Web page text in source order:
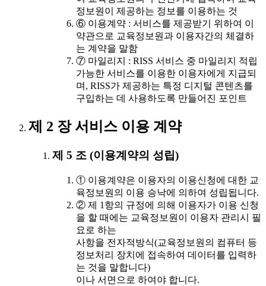
정보원이 제공하는 정보를 이용하는 것
⑥ 이용계약 : 서비스를 제공받기 위하여 이
약관으로 교육정보원과 이용자간의 체결하
는 계약을 말함
⑦ 마일리지 : RISS 서비스 중 마일리지 적립
가능한 서비스를 이용한 이용자에게 지급되
며, RISS가 제공하는 특정 디지털 콘텐츠를
구입하는 데 사용하도록 만들어진 포인트
제 2 장 서비스 이용 계약
제 5 조 (이용계약의 성립)
① 이용계약은 이용자의 이용신청에 대한 교
육정보원의 이용 승낙에 의하여 성립됩니다.
② 제 1항의 규정에 의해 이용자가 이용 신청
을 할 때에는 교육정보원이 이용자 관리시 필
요로 하는
사항을 전자적방식(교육정보원의 컴퓨터 등
정보처리 장치에 접속하여 데이터를 입력하
는 것을 말합니다)
이나 서면으로 하여야 합니다.